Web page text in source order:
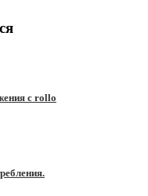
с rollo